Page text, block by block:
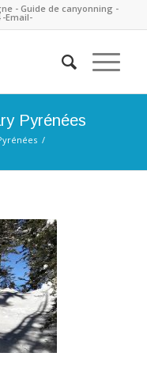
- Guide de canyonning -
-Email-
Pyrénées
/